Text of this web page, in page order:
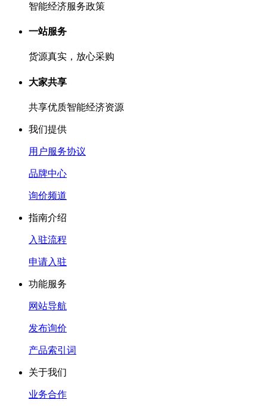
智能经济服务政策
一站服务
货源真实，放心采购
大家共享
共享优质智能经济资源
我们提供
用户服务协议
品牌中心
询价频道
指南介绍
入驻流程
申请入驻
功能服务
网站导航
发布询价
产品索引词
关于我们
业务合作